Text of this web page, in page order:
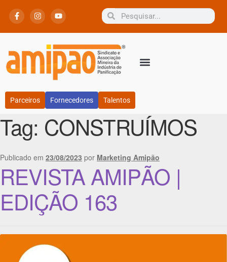
Parceiros Fornecedores Talentos
Tag: CONSTRUÍMOS
Publicado em 23/08/2023 por Marketing Amipão
REVISTA AMIPÃO |
EDIÇÃO 163